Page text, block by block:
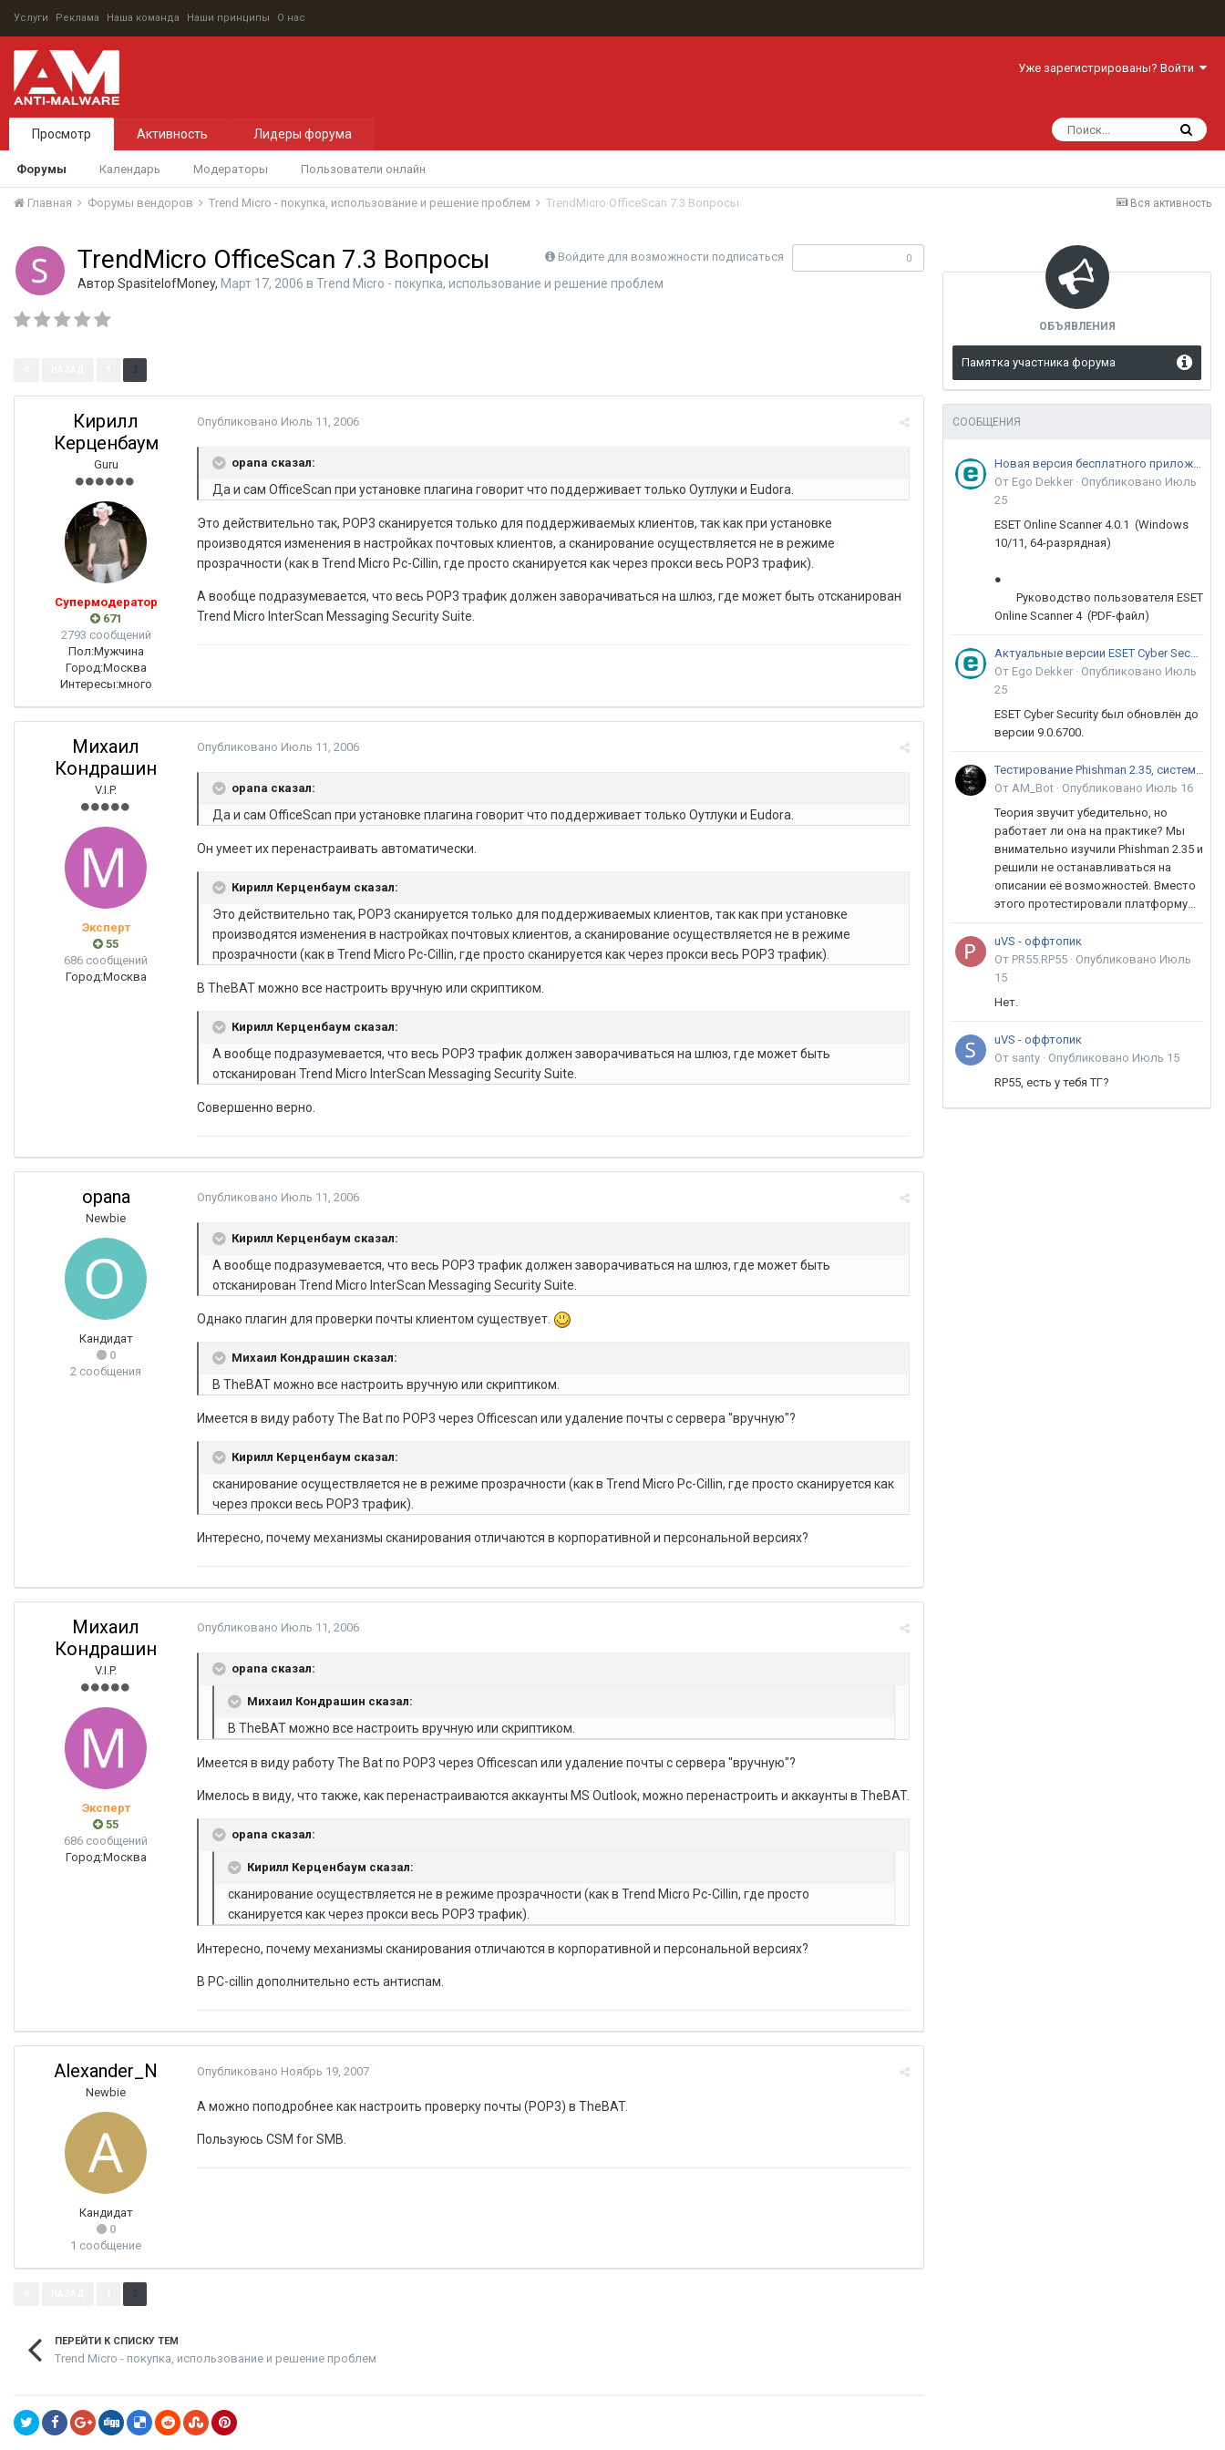
Услуги Реклама Наша команда Наши принципы О нас
Уже зарегистрированы? Войти
Просмотр
Форумы Календарь Модераторы Пользователи онлайн
Активность Лидеры форума
Вся активность
Главная Форумы вендоров Trend Micro - покупка, использование и решение проблем TrendMicro OfficeScan 7.3 Вопросы
Войдите для возможности подписаться 0
TrendMicro OfficeScan 7.3 Вопросы
Автор SpasitelofMoney, Март 17, 2006 в Trend Micro - покупка, использование и решение проблем
Кирилл
Керценбаум
Guru
Супермодератор
671
2793 сообщений
Пол:Мужчина
Город:Москва
Интересы:много
Опубликовано Июль 11, 2006
opana сказал:
Да и сам OfficeScan при установке плагина говорит что поддерживает только Оутлуки и Eudora.
Это действительно так, POP3 сканируется только для поддерживаемых клиентов, так как при установке
производятся изменения в настройках почтовых клиентов, а сканирование осуществляется не в режиме
прозрачности (как в Trend Micro Pc-Cillin, где просто сканируется как через прокси весь POP3 трафик).
А вообще подразумевается, что весь POP3 трафик должен заворачиваться на шлюз, где может быть отсканирован
Trend Micro InterScan Messaging Security Suite.
Михаил
Кондрашин
V.I.P.
Эксперт
55
686 сообщений
Город:Москва
Опубликовано Июль 11, 2006
opana сказал:
Да и сам OfficeScan при установке плагина говорит что поддерживает только Оутлуки и Eudora.
Он умеет их перенастраивать автоматически.
Кирилл Керценбаум сказал:
Это действительно так, POP3 сканируется только для поддерживаемых клиентов, так как при установке
производятся изменения в настройках почтовых клиентов, а сканирование осуществляется не в режиме
прозрачности (как в Trend Micro Pc-Cillin, где просто сканируется как через прокси весь POP3 трафик).
В TheBAT можно все настроить вручную или скриптиком.
Кирилл Керценбаум сказал:
А вообще подразумевается, что весь POP3 трафик должен заворачиваться на шлюз, где может быть
отсканирован Trend Micro InterScan Messaging Security Suite.
Совершенно верно.
opana
Newbie
Кандидат
0
2 сообщения
Опубликовано Июль 11, 2006
Кирилл Керценбаум сказал:
А вообще подразумевается, что весь POP3 трафик должен заворачиваться на шлюз, где может быть
отсканирован Trend Micro InterScan Messaging Security Suite.
Однако плагин для проверки почты клиентом существует.
Михаил Кондрашин сказал:
В TheBAT можно все настроить вручную или скриптиком.
Имеется в виду работу The Bat по POP3 через Officescan или удаление почты с сервера "вручную"?
Кирилл Керценбаум сказал:
сканирование осуществляется не в режиме прозрачности (как в Trend Micro Pc-Cillin, где просто сканируется как
через прокси весь POP3 трафик).
Интересно, почему механизмы сканирования отличаются в корпоративной и персональной версиях?
Михаил
Кондрашин
V.I.P.
Эксперт
55
686 сообщений
Город:Москва
Опубликовано Июль 11, 2006
opana сказал:
Михаил Кондрашин сказал:
В TheBAT можно все настроить вручную или скриптиком.
Имеется в виду работу The Bat по POP3 через Officescan или удаление почты с сервера "вручную"?
Имелось в виду, что также, как перенастраиваются аккаунты MS Outlook, можно перенастроить и аккаунты в TheBAT.
opana сказал:
Кирилл Керценбаум сказал:
сканирование осуществляется не в режиме прозрачности (как в Trend Micro Pc-Cillin, где просто
сканируется как через прокси весь POP3 трафик).
Интересно, почему механизмы сканирования отличаются в корпоративной и персональной версиях?
В PC-cillin дополнительно есть антиспам.
Alexander_N
Newbie
Кандидат
0
1 сообщение
Опубликовано Ноябрь 19, 2007
А можно поподробнее как настроить проверку почты (POP3) в TheBAT.
Пользуюсь CSM for SMB.
ПЕРЕЙТИ К СПИСКУ ТЕМ
Trend Micro - покупка, использование и решение проблем
ОБЪЯВЛЕНИЯ
Памятка участника форума
СООБЩЕНИЯ
Новая версия бесплатного приложения ESET Online Scanner доступна пользователям
От Ego Dekker · Опубликовано Июль
25
ESET Online Scanner 4.0.1 (Windows
10/11, 64-разрядная)
●
Руководство пользователя ESET
Online Scanner 4 (PDF-файл)
Актуальные версии ESET Cyber Security 9
От Ego Dekker · Опубликовано Июль
25
ESET Cyber Security был обновлён до
версии 9.0.6700.
Тестирование Phishman 2.35, системы повышения осведомлённости пользователей в сфере ИБ
От AM_Bot · Опубликовано Июль 16
Теория звучит убедительно, но
работает ли она на практике? Мы
внимательно изучили Phishman 2.35 и
решили не останавливаться на
описании её возможностей. Вместо
этого протестировали платформу...
uVS - оффтопик
От PR55.RP55 · Опубликовано Июль
15
Нет.
uVS - оффтопик
От santy · Опубликовано Июль 15
RP55, есть у тебя ТГ?